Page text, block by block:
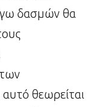
δασμών θα
θεωρείται